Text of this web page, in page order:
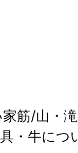
/山・滝
・牛につ